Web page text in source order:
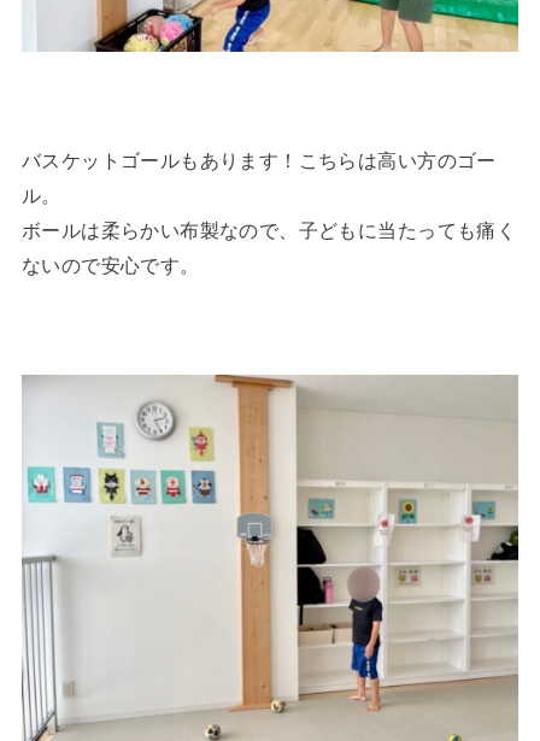
バスケットゴールもあります！こちらは高い方のゴー
ル。
ボールは柔らかい布製なので、子どもに当たっても痛く
ないので安心です。